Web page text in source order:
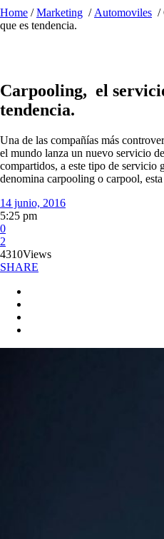
Home /Marketing / Automoviles /
que es tendencia.
Carpooling, el
tendencia.
Una de las compañías más
el mundo lanza un nuevo servicio
compartidos, a este tipo de servicio
denomina carpooling o carpool,
14 junio, 2016
5:25 pm
0
2
4310Views
SHARE